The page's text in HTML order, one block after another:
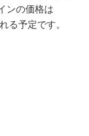
ンの価格は
る予定です。